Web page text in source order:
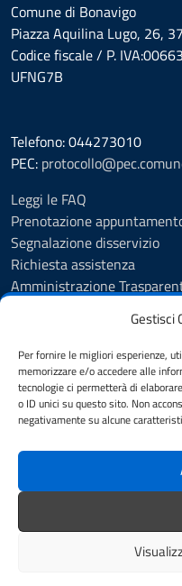
Gestisci
Per fornire le migliori esperienze,
memorizzare e/o accedere alle
tecnologie ci permetterà di
o ID unici su questo sito. Non
negativamente su alcune
Comune di Bonavigo
Piazza Aquilina Lugo, 26,
Codice fiscale / P.
UFNG7B
Telefono: 044273010
PEC:
Leggi le FAQ
Prenotazione
Segnalazione disservizio
Richiesta assistenza
Amministrazione
Cookie Policy
Informativa privacy
Dichiarazione di accessibilità
Note legali
SEGUICI SU
Facebook